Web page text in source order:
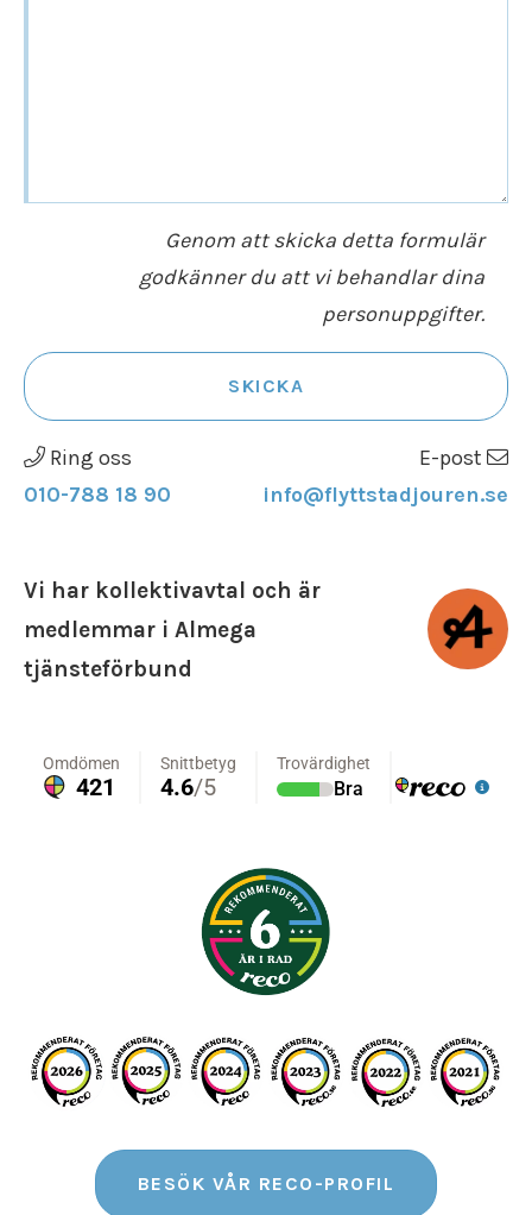
där vi utför flytthjälp:
Botkyrka
Hallunda
Handen
Jordbro
Norsborg
Orminge
Sickla
Skogås
Västerhaninge
Genom att skicka detta formulär
godkänner du att vi behandlar dina
personuppgifter.
SKICKA
Ring oss
010-788 18 90
E-post
info@flyttstadjouren.se
Vi har kollektivavtal och är
medlemmar i Almega
tjänsteförbund
BESÖK VÅR RECO-PROFIL